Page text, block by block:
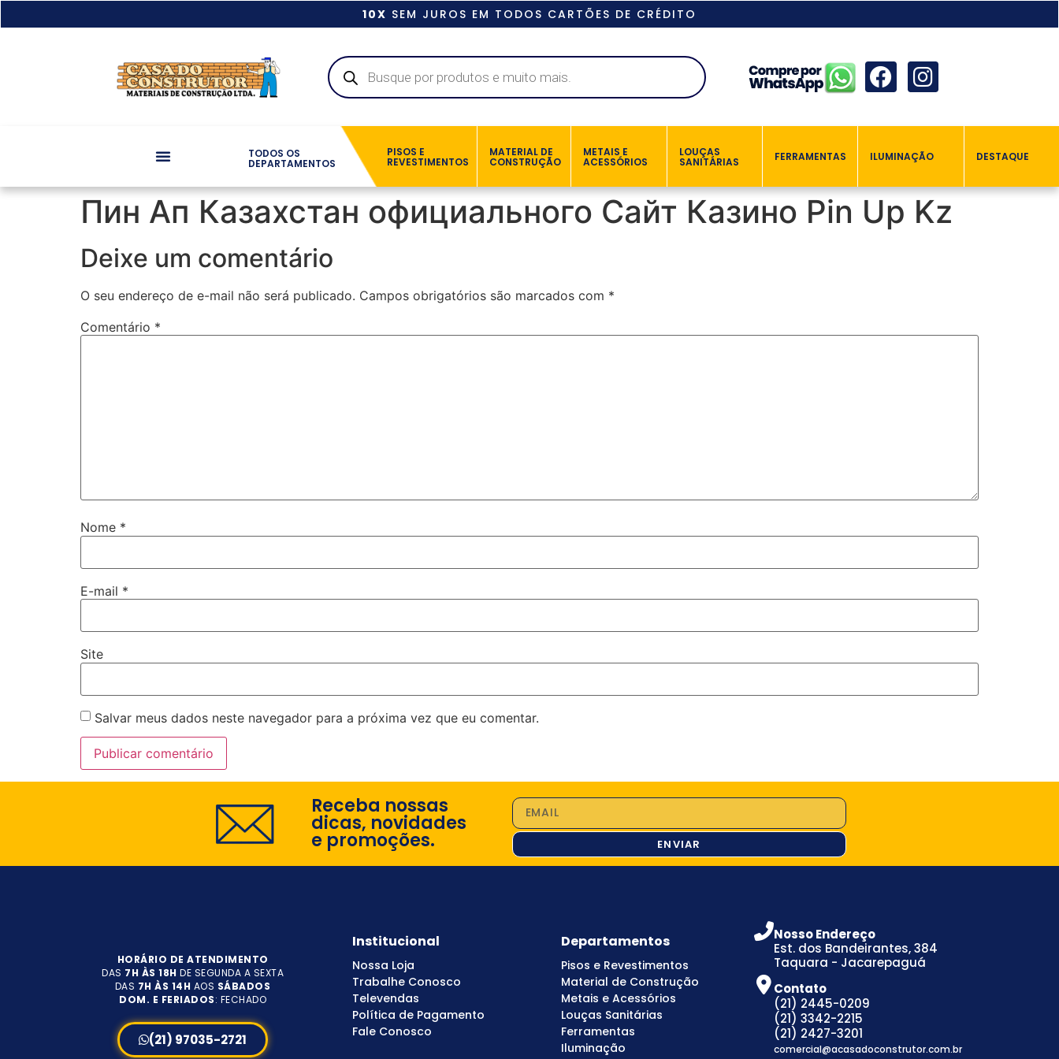
10X SEM JUROS EM TODOS CARTÕES DE CRÉDITO
TODOS OS
DEPARTAMENTOS
PISOS E
REVESTIMENTOS
MATERIAL DE
CONSTRUÇÃO
METAIS E
ACESSÓRIOS
LOUÇAS
SANITÁRIAS FERRAMENTAS ILUMINAÇÃO DESTAQUE
Пин Ап Казахстан официального Сайт Казино Pin Up Kz
Deixe um comentário
O seu endereço de e-mail não será publicado. Campos obrigatórios são marcados com *
Comentário *
Nome *
E-mail *
Site
Salvar meus dados neste navegador para a próxima vez que eu comentar.
Receba nossas
dicas, novidades
e promoções. ENVIAR
HORÁRIO DE ATENDIMENTO
DAS 7H ÀS 18H DE SEGUNDA A SEXTA
DAS 7H ÀS 14H AOS SÁBADOS
DOM. E FERIADOS: FECHADO
(21) 97035-2721
Institucional
Nossa Loja
Trabalhe Conosco
Televendas
Política de Pagamento
Fale Conosco
Departamentos
Pisos e Revestimentos
Material de Construção
Metais e Acessórios
Louças Sanitárias
Ferramentas
Iluminação
Nosso Endereço
Est. dos Bandeirantes, 384
Taquara - Jacarepaguá
Contato
(21) 2445-0209
(21) 3342-2215
(21) 2427-3201
comercial@acasadoconstrutor.com.br